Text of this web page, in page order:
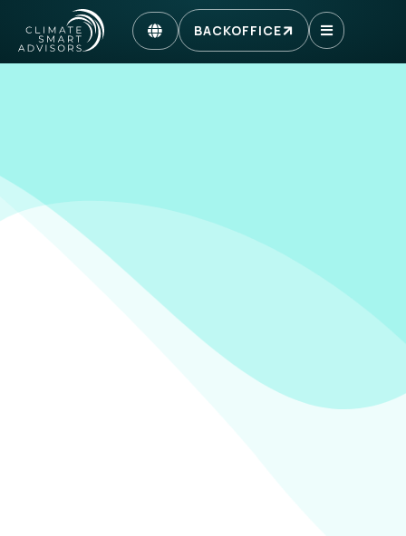
BACKOFFICE